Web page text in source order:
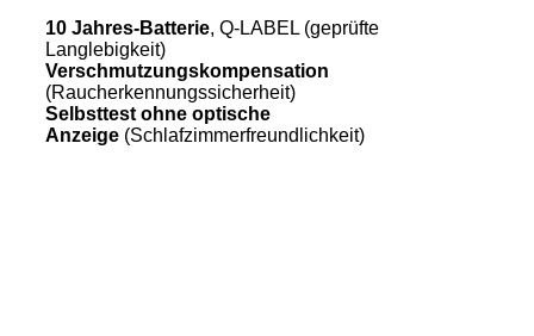
10 Jahres-Batterie, Q-LABEL (geprüfte
Langlebigkeit)
Verschmutzungskompensation
(Raucherkennungssicherheit)
Selbsttest ohne optische
Anzeige (Schlafzimmerfreundlichkeit)